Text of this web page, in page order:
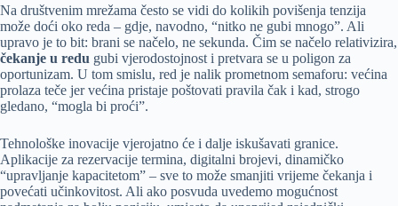
Na društvenim mrežama često se vidi do kolikih povišenja tenzija
može doći oko reda – gdje, navodno, “nitko ne gubi mnogo”. Ali
upravo je to bit: brani se načelo, ne sekunda. Čim se načelo relativizira,
čekanje u redu gubi vjerodostojnost i pretvara se u poligon za
oportunizam. U tom smislu, red je nalik prometnom semaforu: većina
prolaza teče jer većina pristaje poštovati pravila čak i kad, strogo
gledano, “mogla bi proći”.
Tehnološke inovacije vjerojatno će i dalje iskušavati granice.
Aplikacije za rezervacije termina, digitalni brojevi, dinamičko
“upravljanje kapacitetom” – sve to može smanjiti vrijeme čekanja i
povećati učinkovitost. Ali ako posvuda uvedemo mogućnost